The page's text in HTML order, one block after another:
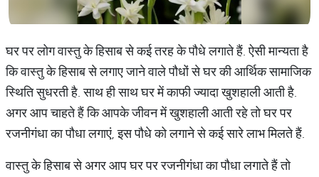
घर पर लोग वास्तु के हिसाब से कई तरह के पौधे लगाते हैं. ऐसी मान्यता है
कि वास्तु के हिसाब से लगाए जाने वाले पौधों से घर की आर्थिक सामाजिक
स्थिति सुधरती है. साथ ही साथ घर में काफी ज्यादा खुशहाली आती है.
अगर आप चाहते हैं कि आपके जीवन में खुशहाली आती रहे तो घर पर
रजनीगंधा का पौधा लगाएं, इस पौधे को लगाने से कई सारे लाभ मिलते हैं.
वास्तु के हिसाब से अगर आप घर पर रजनीगंधा का पौधा लगाते हैं तो